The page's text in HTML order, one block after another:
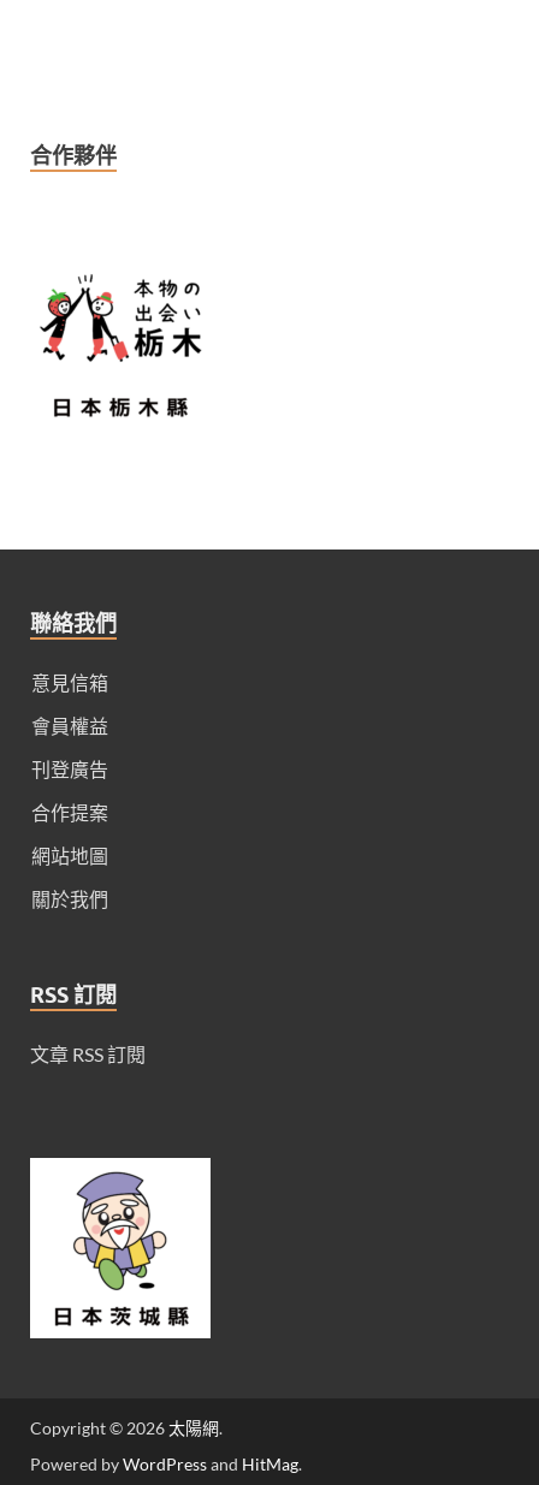
合作夥伴
聯絡我們
意見信箱
會員權益
刊登廣告
合作提案
網站地圖
關於我們
RSS 訂閱
文章 RSS 訂閱
Copyright © 2026太陽網.
Powered byWordPressand HitMag.